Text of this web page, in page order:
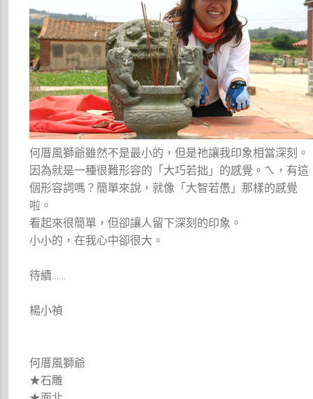
何厝風獅爺雖然不是最小的，但是祂讓我印象相當深刻。
因為就是一種很難形容的「大巧若拙」的感覺。ㄟ，有這
個形容詞嗎？簡單來說，就像「大智若愚」那樣的感覺
啦。
看起來很簡單，但卻讓人留下深刻的印象。
小小的，在我心中卻很大。
待續……
楊小禎
何厝風獅爺
★石雕